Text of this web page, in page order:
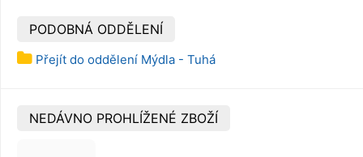
PODOBNÁ ODDĚLENÍ
Přejít do oddělení Mýdla - Tuhá
NEDÁVNO PROHLÍŽENÉ ZBOŽÍ